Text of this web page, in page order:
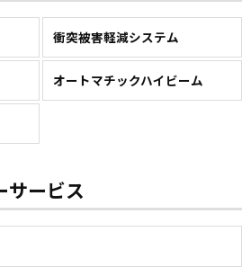
衝突被害軽減システム
オートマチックハイビーム
サービス